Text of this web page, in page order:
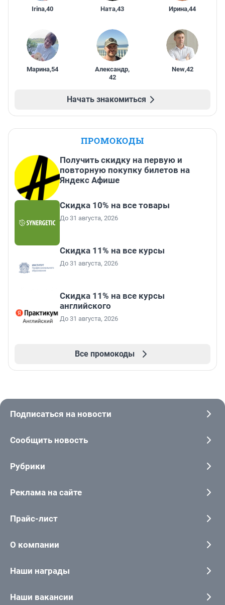
Irina,40 Ната,43 Ирина,44
Марина,54 Александр,
42
New,42
Начать знакомиться
ПРОМОКОДЫ
Получить скидку на первую и
повторную покупку билетов на
Яндекс Афише
Скидка 10% на все товары
До 31 августа, 2026
Скидка 11% на все курсы
До 31 августа, 2026
Скидка 11% на все курсы
английского
До 31 августа, 2026
Все промокоды
Подписаться на новости
Сообщить новость
Рубрики
Реклама на сайте
Прайс-лист
О компании
Наши награды
Наши вакансии